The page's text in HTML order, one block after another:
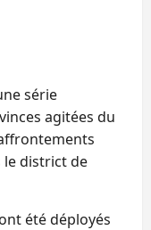
série
agitées du
le district de
été déployés